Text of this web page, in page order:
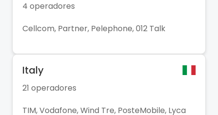
4 operadores
Cellcom, Partner, Pelephone, 012 Talk
Italy
21 operadores
TIM, Vodafone, Wind Tre, PosteMobile, Lyca